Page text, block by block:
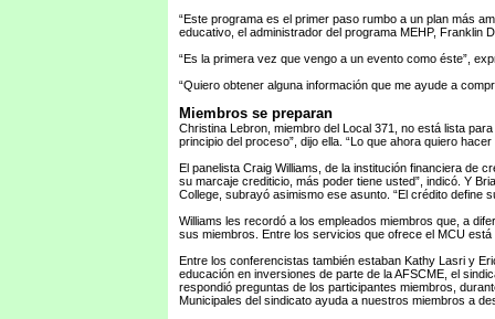
“Este programa es el primer paso rumbo a un plan más
educativo, el administrador del programa MEHP, Franklin
“Es la primera vez que vengo a un evento como éste”,
“Quiero obtener alguna información que me ayude a
Miembros se preparan
Christina Lebron, miembro del Local 371, no está lista
principio del proceso”, dijo ella. “Lo que ahora quiero
El panelista Craig Williams, de la institución financiera de
su marcaje crediticio, más poder tiene usted”, indicó. Y
College, subrayó asimismo ese asunto. “El crédito define
Williams les recordó a los empleados miembros que, a
sus miembros. Entre los servicios que ofrece el MCU
Entre los conferencistas también estaban Kathy Lasri y
educación en inversiones de parte de la AFSCME, el
respondió preguntas de los participantes miembros,
Municipales del sindicato ayuda a nuestros miembros a